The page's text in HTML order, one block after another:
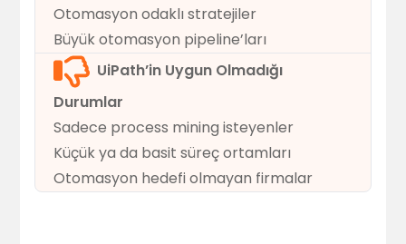
Otomasyon odaklı stratejiler
Büyük otomasyon pipeline’ları
UiPath’in Uygun Olmadığı
Durumlar
Sadece process mining isteyenler
Küçük ya da basit süreç ortamları
Otomasyon hedefi olmayan firmalar